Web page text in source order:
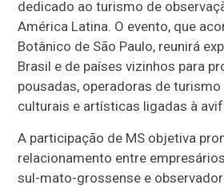
dedicado ao turismo de
América Latina. O evento, que
Botânico de São Paulo, reunirá
Brasil e de países vizinhos para
pousadas, operadoras de
culturais e artísticas ligadas à
A participação de MS objetiva
relacionamento entre
sul-mato-grossense e